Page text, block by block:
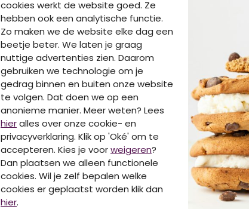
DIT IS OOK
cookies werkt de website goed. Ze
hebben ook een analytische functie.
Zo maken we de website elke dag een
beetje beter. We laten je graag
nuttige advertenties zien. Daarom
gebruiken we technologie om je
gedrag binnen en buiten onze website
te volgen. Dat doen we op een
anonieme manier. Meer weten? Lees
hieralles over onze cookie- en
privacyverklaring. Klik op 'Oké' om te
accepteren. Kies je voorweigeren?
Dan plaatsen we alleen functionele
cookies. Wil je zelf bepalen welke
cookies er geplaatst worden klik dan
hier.